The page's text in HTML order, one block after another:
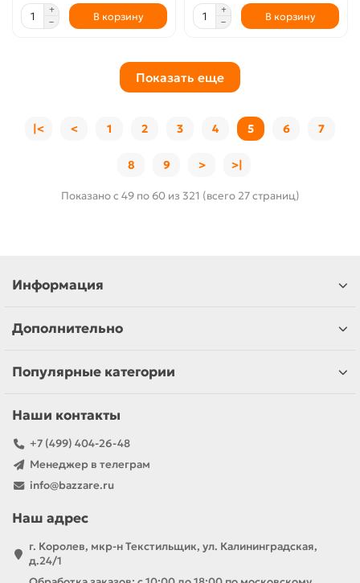
В корзину В корзину
Показать еще
|< < 1 2 3 4 5 6 7
8 9 > >|
Показано с 49 по 60 из 321 (всего 27 страниц)
Информация
Дополнительно
Популярные категории
Наши контакты
+7 (499) 404-26-48
Менеджер в телеграм
info@bazzare.ru
Наш адрес
г. Королев, мкр-н Текстильщик, ул. Калининградская,
д.24/1